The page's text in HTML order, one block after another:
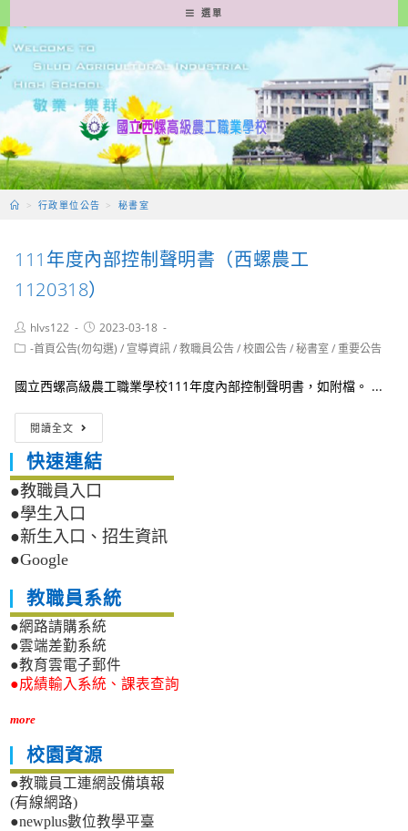
轉
至
要
容
選單
> 行政單位公告 > 秘書室
111年度內部控制聲明書（西螺農工
1120318）
Post
author:
hlvs122
Post
published:
2023-03-18
Post-首頁公告(勿勾選) / 宣導資訊/教職員公告/校園公告/秘書室 /重要公告
國立西螺高級農工職業學校111年度內部控制聲明書，如附檔。 ...
閱讀全文
年
內
制
聲
（西
螺
農
工
1120318）
快速連結
●教職員入口
●學生入口
●新生入口、招生資訊
●Google
教職員系統
●網路請購系統
●雲端差勤系統
●教育雲電子郵件
●成績輸入系統、課表查詢
more
校園資源
●教職員工連網設備填報
(有線網路)
●newplus數位教學平臺